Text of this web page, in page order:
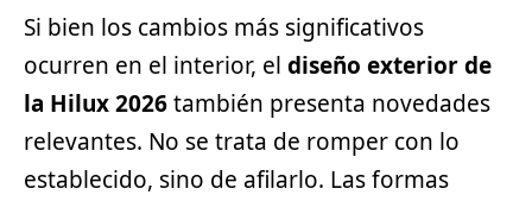
Si bien los cambios más significativos
ocurren en el interior, el diseño exterior de
la Hilux 2026también presenta novedades
relevantes. No se trata de romper con lo
establecido, sino de afilarlo. Las formas